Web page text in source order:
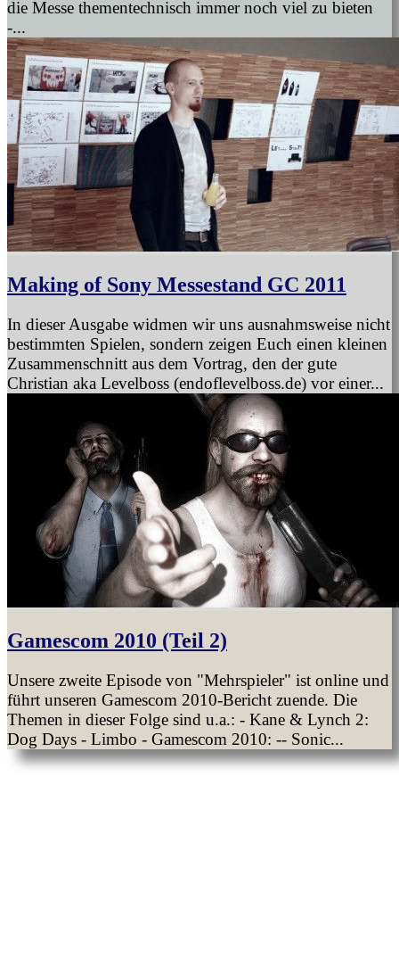
die Messe thementechnisch immer noch viel zu bieten
-...
Making of Sony Messestand GC 2011
In dieser Ausgabe widmen wir uns ausnahmsweise nicht
bestimmten Spielen, sondern zeigen Euch einen kleinen
Zusammenschnitt aus dem Vortrag, den der gute
Christian aka Levelboss (endoflevelboss.de) vor einer...
Gamescom 2010 (Teil 2)
Unsere zweite Episode von "Mehrspieler" ist online und
führt unseren Gamescom 2010-Bericht zuende. Die
Themen in dieser Folge sind u.a.: - Kane & Lynch 2:
Dog Days - Limbo - Gamescom 2010: -- Sonic...